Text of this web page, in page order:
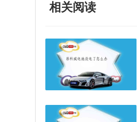
相关阅读